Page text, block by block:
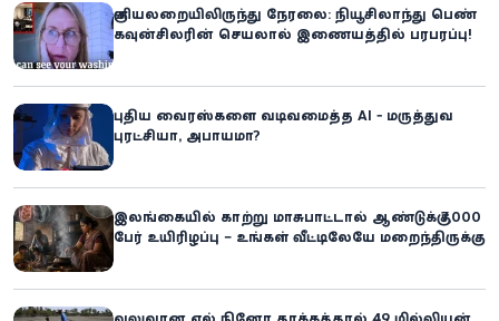
குளியலறையிலிருந்து நேரலை: நியூசிலாந்து பெண்
கவுன்சிலரின் செயலால் இணையத்தில் பரபரப்பு!
புதிய வைரஸ்களை வடிவமைத்த AI - மருத்துவ
புரட்சியா, அபாயமா?
இலங்கையில் காற்று மாசுபாட்டால் ஆண்டுக்கு 7,000
பேர் உயிரிழப்பு – உங்கள் வீட்டிலேயே மறைந்திருக்கும்